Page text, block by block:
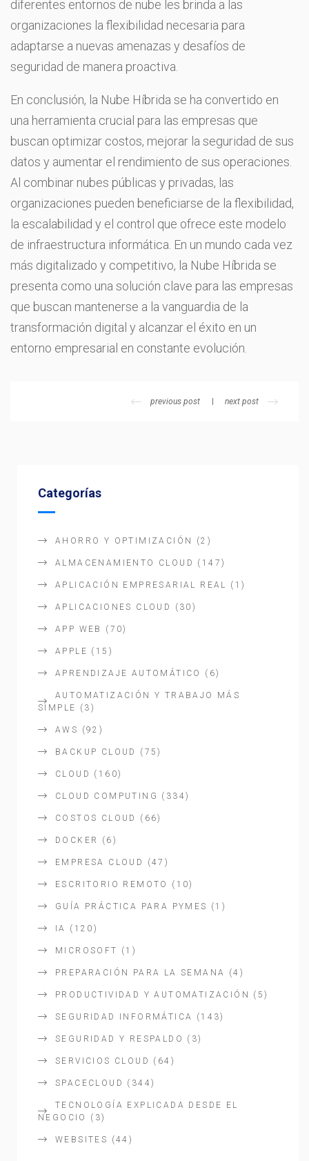
diferentes entornos de nube les brinda a las
organizaciones la flexibilidad necesaria para
adaptarse a nuevas amenazas y desafíos de
seguridad de manera proactiva.
En conclusión, la Nube Híbrida se ha convertido en
una herramienta crucial para las empresas que
buscan optimizar costos, mejorar la seguridad de sus
datos y aumentar el rendimiento de sus operaciones.
Al combinar nubes públicas y privadas, las
organizaciones pueden beneficiarse de la flexibilidad,
la escalabilidad y el control que ofrece este modelo
de infraestructura informática. En un mundo cada vez
más digitalizado y competitivo, la Nube Híbrida se
presenta como una solución clave para las empresas
que buscan mantenerse a la vanguardia de la
transformación digital y alcanzar el éxito en un
entorno empresarial en constante evolución.
previous post next post
Categorías
AHORRO Y OPTIMIZACIÓN (2)
ALMACENAMIENTO CLOUD (147)
APLICACIÓN EMPRESARIAL REAL (1)
APLICACIONES CLOUD (30)
APP WEB (70)
APPLE (15)
APRENDIZAJE AUTOMÁTICO (6)
AUTOMATIZACIÓN Y TRABAJO MÁS
SIMPLE
(3)
AWS (92)
BACKUP CLOUD (75)
CLOUD (160)
CLOUD COMPUTING (334)
COSTOS CLOUD (66)
DOCKER (6)
EMPRESA CLOUD (47)
ESCRITORIO REMOTO (10)
GUÍA PRÁCTICA PARA PYMES (1)
IA (120)
MICROSOFT (1)
PREPARACIÓN PARA LA SEMANA (4)
PRODUCTIVIDAD Y AUTOMATIZACIÓN (5)
SEGURIDAD INFORMÁTICA (143)
SEGURIDAD Y RESPALDO (3)
SERVICIOS CLOUD (64)
SPACECLOUD (344)
TECNOLOGÍA EXPLICADA DESDE EL
NEGOCIO
(3)
WEBSITES (44)